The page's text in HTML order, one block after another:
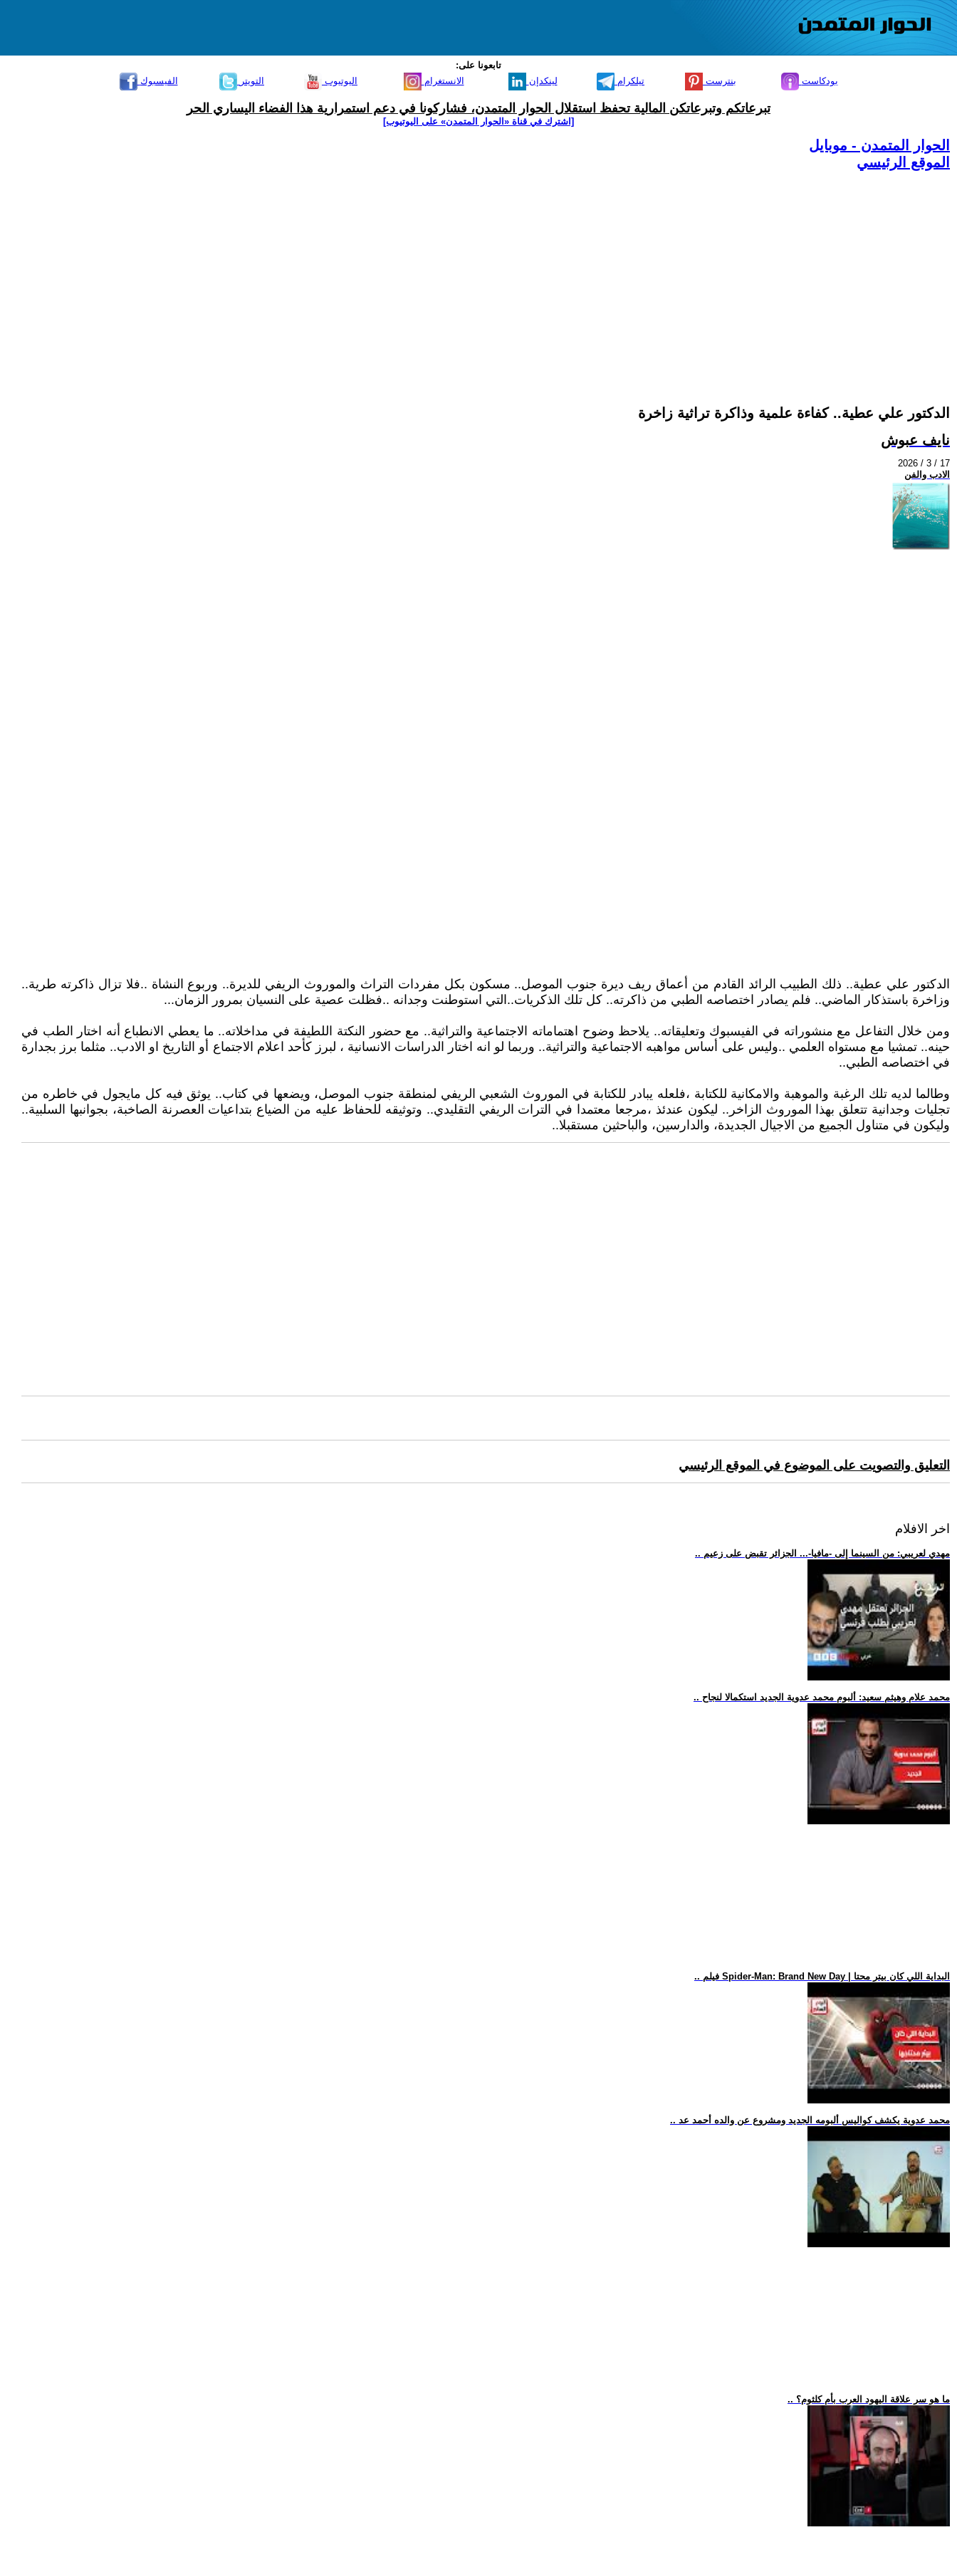
تابعونا على:
الفيسبوك
التويتر اليوتيوب الانستغرام لينكدإن تيلكرام بنترست بودكاست
تبرعاتكم وتبرعاتكن المالية تحفظ استقلال الحوار المتمدن، فشاركونا في دعم استمرارية هذا الفضاء اليساري الحر
[اشترك في قناة ‫«الحوار المتمدن» على اليوتيوب]
الحوار المتمدن - موبايل
الموقع الرئيسي
الدكتور علي عطية.. كفاءة علمية وذاكرة تراثية زاخرة
نايف عبوش
2026 / 3 / 17
الادب والفن
الدكتور علي عطية.. ذلك الطبيب الرائد القادم من أعماق ريف ديرة جنوب الموصل.. مسكون بكل مفردات التراث والموروث الريفي للديرة.. وربوع النشاة ..فلا تزال ذاكرته طرية..
وزاخرة باستذكار الماضي.. فلم يصادر اختصاصه الطبي من ذاكرته.. كل تلك الذكريات..التي استوطنت وجدانه ..فظلت عصية على النسيان بمرور الزمان...
ومن خلال التفاعل مع منشوراته في الفيسبوك وتعليقاته.. يلاحظ وضوح اهتماماته الاجتماعية والتراثية.. مع حضور النكتة اللطيفة في مداخلاته.. ما يعطي الانطباع أنه اختار الطب في
حينه.. تمشيا مع مستواه العلمي ..وليس على أساس مواهبه الاجتماعية والتراثية.. وربما لو انه اختار الدراسات الانسانية ، لبرز كأحد اعلام الاجتماع أو التاريخ او الادب.. مثلما برز بجدارة
في اختصاصه الطبي..
وطالما لديه تلك الرغبة والموهبة والامكانية للكتابة ،فلعله يبادر للكتابة في الموروث الشعبي الريفي لمنطقة جنوب الموصل، ويضعها في كتاب.. يوثق فيه كل مايجول في خاطره من
تجليات وجدانية تتعلق بهذا الموروث الزاخر.. ليكون عندئذ ،مرجعا معتمدا في الترات الريفي التقليدي.. وتوثيقه للحفاظ عليه من الضياع بتداعيات العصرنة الصاخبة، بجوانبها السلبية..
وليكون في متناول الجميع من الاجيال الجديدة، والدارسين، والباحثين مستقبلا..
التعليق والتصويت على الموضوع في الموقع الرئيسي
اخر الافلام
.. مهدي لعريبي: من السينما إلى -مافيا-... الجزائر تقبض على زعيم
.. محمد علام وهيثم سعيد: ألبوم محمد عدوية الجديد استكمالا لنجاح
.. فيلم Spider-Man: Brand New Day | البداية اللي كان بيتر محتا
.. محمد عدوية يكشف كواليس ألبومه الجديد ومشروع عن والده أحمد عد
.. ما هو سر علاقة اليهود العرب بأم كلثوم؟